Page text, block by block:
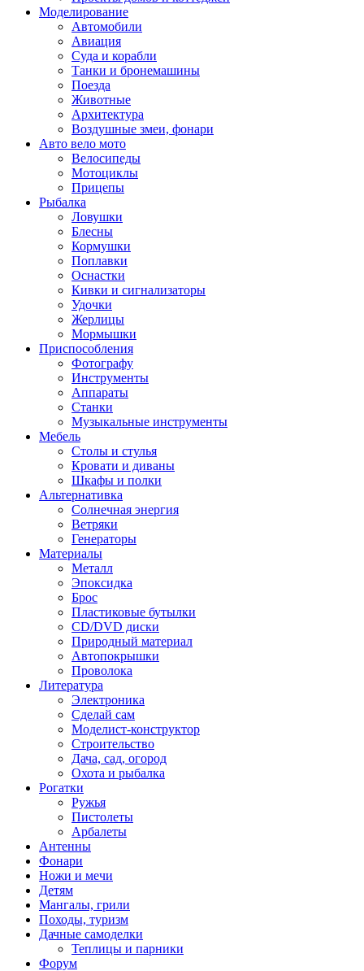
Моделирование
Автомобили
Авиация
Суда и корабли
Танки и бронемашины
Поезда
Животные
Архитектура
Воздушные змеи, фонари
Авто вело мото
Велосипеды
Мотоциклы
Прицепы
Рыбалка
Ловушки
Блесны
Кормушки
Поплавки
Оснастки
Кивки и сигнализаторы
Удочки
Жерлицы
Мормышки
Приспособления
Фотографу
Инструменты
Аппараты
Станки
Музыкальные инструменты
Мебель
Столы и стулья
Кровати и диваны
Шкафы и полки
Альтернативка
Солнечная энергия
Ветряки
Генераторы
Материалы
Металл
Эпоксидка
Брос
Пластиковые бутылки
CD/DVD диски
Природный материал
Автопокрышки
Проволока
Литература
Электроника
Сделай сам
Моделист-конструктор
Строительство
Дача, сад, огород
Охота и рыбалка
Рогатки
Ружья
Пистолеты
Арбалеты
Антенны
Фонари
Ножи и мечи
Детям
Мангалы, грили
Походы, туризм
Дачные самоделки
Теплицы и парники
Форум